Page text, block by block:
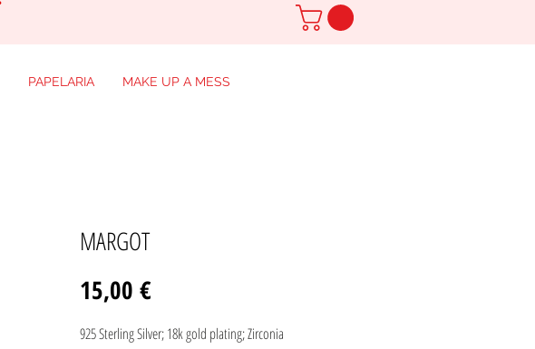
MARGOT
15,00 €
925 Sterling Silver; 18k gold plating; Zirconia
PAPELARIA MAKE UP A MESS